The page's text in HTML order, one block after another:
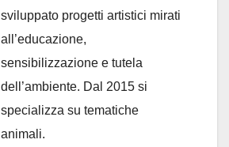
sviluppato progetti artistici mirati
all’educazione,
sensibilizzazione e tutela
dell’ambiente. Dal 2015 si
specializza su tematiche
animali.